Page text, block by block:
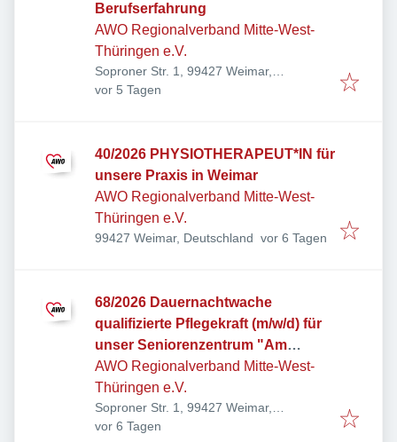
Berufserfahrung
AWO Regionalverband Mitte-West-
Thüringen e.V.
Soproner Str. 1, 99427 Weimar,
Deutschland
Veröffentlicht
vor 5 Tagen
40/2026 PHYSIOTHERAPEUT*IN für
unsere Praxis in Weimar
AWO Regionalverband Mitte-West-
Thüringen e.V.
99427 Weimar, Deutschland Veröffentlicht
vor 6 Tagen
68/2026 Dauernachtwache
qualifizierte Pflegekraft (m/w/d) für
unser Seniorenzentrum "Am
Paradies"
AWO Regionalverband Mitte-West-
Thüringen e.V.
Soproner Str. 1, 99427 Weimar,
Deutschland
Veröffentlicht
vor 6 Tagen